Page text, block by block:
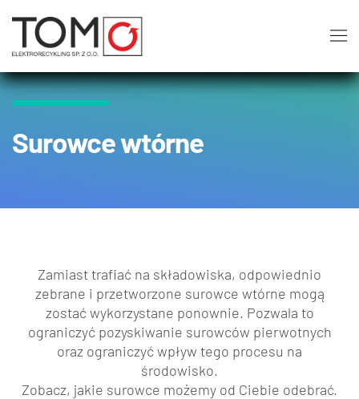
Surowce wtórne
Zamiast trafiać na składowiska, odpowiednio
zebrane i przetworzone surowce wtórne mogą
zostać wykorzystane ponownie. Pozwala to
ograniczyć pozyskiwanie surowców pierwotnych
oraz ograniczyć wpływ tego procesu na
środowisko.
Zobacz, jakie surowce możemy od Ciebie odebrać.